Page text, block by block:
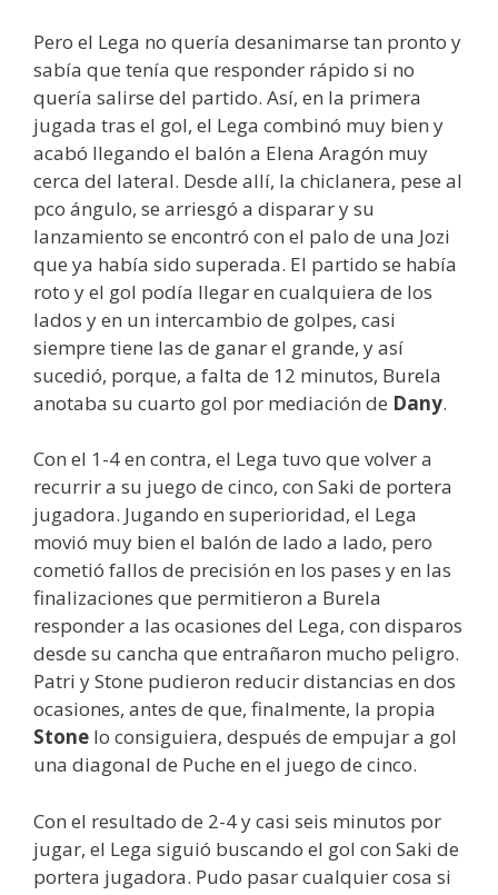
Pero el Lega no quería desanimarse tan pronto y
sabía que tenía que responder rápido si no
quería salirse del partido. Así, en la primera
jugada tras el gol, el Lega combinó muy bien y
acabó llegando el balón a Elena Aragón muy
cerca del lateral. Desde allí, la chiclanera, pese al
pco ángulo, se arriesgó a disparar y su
lanzamiento se encontró con el palo de una Jozi
que ya había sido superada. El partido se había
roto y el gol podía llegar en cualquiera de los
lados y en un intercambio de golpes, casi
siempre tiene las de ganar el grande, y así
sucedió, porque, a falta de 12 minutos, Burela
anotaba su cuarto gol por mediación de Dany.
Con el 1-4 en contra, el Lega tuvo que volver a
recurrir a su juego de cinco, con Saki de portera
jugadora. Jugando en superioridad, el Lega
movió muy bien el balón de lado a lado, pero
cometió fallos de precisión en los pases y en las
finalizaciones que permitieron a Burela
responder a las ocasiones del Lega, con disparos
desde su cancha que entrañaron mucho peligro.
Patri y Stone pudieron reducir distancias en dos
ocasiones, antes de que, finalmente, la propia
Stone lo consiguiera, después de empujar a gol
una diagonal de Puche en el juego de cinco.
Con el resultado de 2-4 y casi seis minutos por
jugar, el Lega siguió buscando el gol con Saki de
portera jugadora. Pudo pasar cualquier cosa si